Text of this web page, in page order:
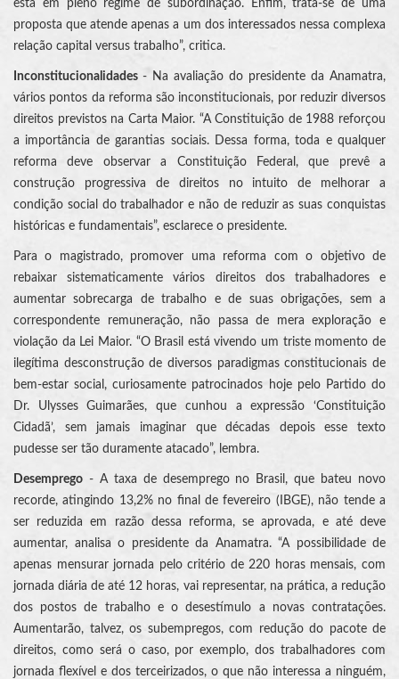
está em pleno regime de subordinação. Enfim, trata-se de uma
proposta que atende apenas a um dos interessados nessa complexa
relação capital versus trabalho”, critica.
Inconstitucionalidades - Na avaliação do presidente da Anamatra,
vários pontos da reforma são inconstitucionais, por reduzir diversos
direitos previstos na Carta Maior. “A Constituição de 1988 reforçou
a importância de garantias sociais. Dessa forma, toda e qualquer
reforma deve observar a Constituição Federal, que prevê a
construção progressiva de direitos no intuito de melhorar a
condição social do trabalhador e não de reduzir as suas conquistas
históricas e fundamentais”, esclarece o presidente.
Para o magistrado, promover uma reforma com o objetivo de
rebaixar sistematicamente vários direitos dos trabalhadores e
aumentar sobrecarga de trabalho e de suas obrigações, sem a
correspondente remuneração, não passa de mera exploração e
violação da Lei Maior. “O Brasil está vivendo um triste momento de
ilegítima desconstrução de diversos paradigmas constitucionais de
bem-estar social, curiosamente patrocinados hoje pelo Partido do
Dr. Ulysses Guimarães, que cunhou a expressão ‘Constituição
Cidadã’, sem jamais imaginar que décadas depois esse texto
pudesse ser tão duramente atacado”, lembra.
Desemprego - A taxa de desemprego no Brasil, que bateu novo
recorde, atingindo 13,2% no final de fevereiro (IBGE), não tende a
ser reduzida em razão dessa reforma, se aprovada, e até deve
aumentar, analisa o presidente da Anamatra. “A possibilidade de
apenas mensurar jornada pelo critério de 220 horas mensais, com
jornada diária de até 12 horas, vai representar, na prática, a redução
dos postos de trabalho e o desestímulo a novas contratações.
Aumentarão, talvez, os subempregos, com redução do pacote de
direitos, como será o caso, por exemplo, dos trabalhadores com
jornada flexível e dos terceirizados, o que não interessa a ninguém,